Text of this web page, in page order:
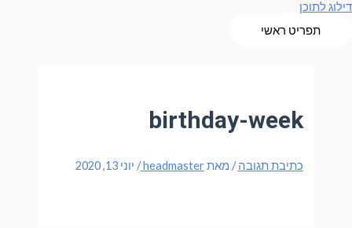
דילוג לתוכן
תפריט ראשי
birthday-week
כתיבת תגובה / מאתheadmaster
/ יוני 13, 2020